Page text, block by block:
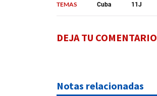
TEMAS Cuba 11J
DEJA TU COMENTARIO
Notas relacionadas